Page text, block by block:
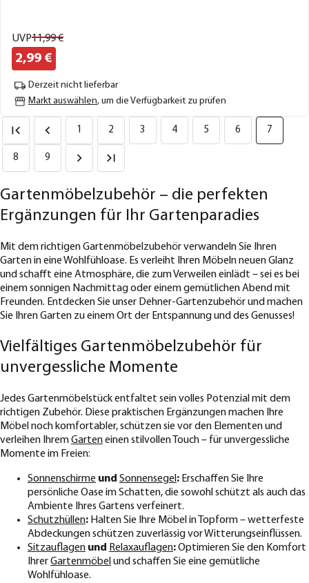
UVP11,99€
2,99 €
Derzeit nicht lieferbar
Markt auswählen, um die Verfügbarkeit zu prüfen
1 2 3 4 5 6 7
8 9
Gartenmöbelzubehör – die perfekten
Ergänzungen für Ihr Gartenparadies
Mit dem richtigen Gartenmöbelzubehör verwandeln Sie Ihren
Garten in eine Wohlfühloase. Es verleiht Ihren Möbeln neuen Glanz
und schafft eine Atmosphäre, die zum Verweilen einlädt – sei es bei
einem sonnigen Nachmittag oder einem gemütlichen Abend mit
Freunden. Entdecken Sie unser Dehner-Gartenzubehör und machen
Sie Ihren Garten zu einem Ort der Entspannung und des Genusses!
Vielfältiges Gartenmöbelzubehör für
unvergessliche Momente
Jedes Gartenmöbelstück entfaltet sein volles Potenzial mit dem
richtigen Zubehör. Diese praktischen Ergänzungen machen Ihre
Möbel noch komfortabler, schützen sie vor den Elementen und
verleihen IhremGarteneinen stilvollen Touch – für unvergessliche
Momente im Freien:
Sonnenschirme und Sonnensegel : Erschaffen Sie Ihre
persönliche Oase im Schatten, die sowohl schützt als auch das
Ambiente Ihres Gartens verfeinert.
Schutzhüllen: Halten Sie Ihre Möbel in Topform – wetterfeste
Abdeckungen schützen zuverlässig vor Witterungseinflüssen.
Sitzauflagen und Relaxauflagen:Optimieren Sie den Komfort
IhrerGartenmöbel und schaffen Sie eine gemütliche
Wohlfühloase.